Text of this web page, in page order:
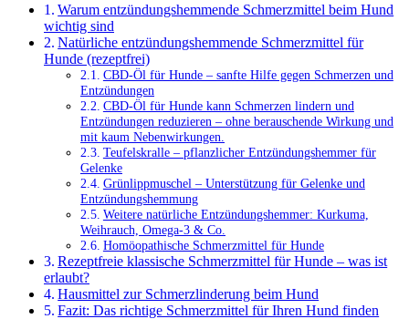
Warum entzündungshemmende Schmerzmittel beim Hund
wichtig sind
Natürliche entzündungshemmende Schmerzmittel für
Hunde (rezeptfrei)
CBD-Öl für Hunde – sanfte Hilfe gegen Schmerzen und
Entzündungen
CBD-Öl für Hunde kann Schmerzen lindern und
Entzündungen reduzieren – ohne berauschende Wirkung und
mit kaum Nebenwirkungen.
Teufelskralle – pflanzlicher Entzündungshemmer für
Gelenke
Grünlippmuschel – Unterstützung für Gelenke und
Entzündungshemmung
Weitere natürliche Entzündungshemmer: Kurkuma,
Weihrauch, Omega-3 & Co.
Homöopathische Schmerzmittel für Hunde
Rezeptfreie klassische Schmerzmittel für Hunde – was ist
erlaubt?
Hausmittel zur Schmerzlinderung beim Hund
Fazit: Das richtige Schmerzmittel für Ihren Hund finden